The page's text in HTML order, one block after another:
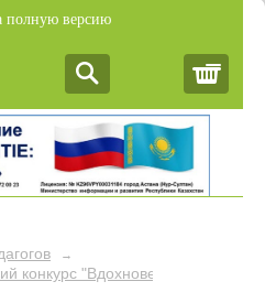
полную версию
→
конкурс "Вдохновение"